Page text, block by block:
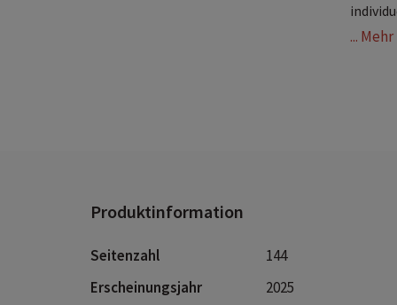
...
Produktinformation
Seitenzahl
144
Erscheinungsjahr
2025